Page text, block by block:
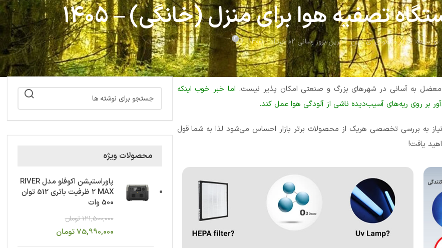
نویسنده:مدیر محتوای آی ناین آخرین بروز رسانی 02 خرداد - 1405 3
به آسانی در شهرهای بزرگ و صنعتی امکان پذیر نیست. اما خبر خوب اینکه
بر روی ریه‌های آسیب‌دیده ناشی از آلودگی هوا عمل کند.
نیاز به بررسی تخصصی هریک از محصولات برتر بازار احساس می‌شود لذا به شما قول
یافت!
محصولات ویژه
پاوراستیشن اکوفلو مدل RIVER
2 MAX ظرفیت باتری 512 توان
500 وات
121,500,000تومان
75,990,000تومان